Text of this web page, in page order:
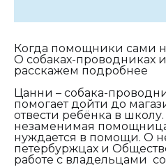
Когда помощники сами
О собаках-проводниках
расскажем подробнее
Цанни – собака-
помогает дойти до
отвести ребёнка в
незаменимая
нуждается в помощи. О
петербуржцах и
работе с владельцами